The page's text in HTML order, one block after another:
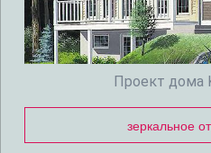
Проект дома
зеркальное